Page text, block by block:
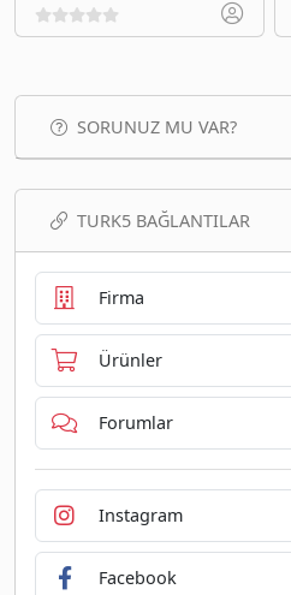
SORUNUZ MU VAR?
TURK5 BAĞLANTILAR
Firma
Ürünler
Forumlar
Instagram
Facebook